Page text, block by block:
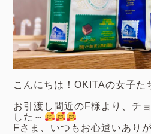
こんにちは！OKITAの女子た
お引渡し間近のF様より、チ
した～
Fさま、いつもお心遣いあり